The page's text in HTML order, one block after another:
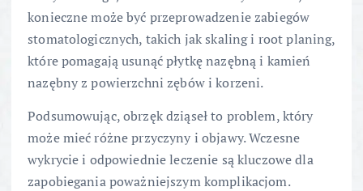
konieczne może być przeprowadzenie zabiegów
stomatologicznych, takich jak skaling i root planing,
które pomagają usunąć płytkę nazębną i kamień
nazębny z powierzchni zębów i korzeni.
Podsumowując, obrzęk dziąseł to problem, który
może mieć różne przyczyny i objawy. Wczesne
wykrycie i odpowiednie leczenie są kluczowe dla
zapobiegania poważniejszym komplikacjom.